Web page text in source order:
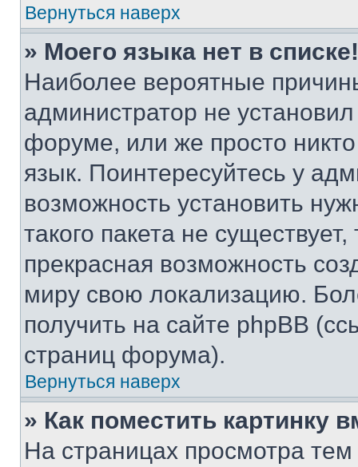
Вернуться наверх
» Моего языка нет в списке!
Наиболее вероятные
администратор не
форуме, или же просто
язык. Поинтересуйтесь у
возможность установить
такого пакета не
прекрасная возможность
миру свою локализацию.
получить на сайте phpBB
страниц форума).
Вернуться наверх
» Как поместить картинку
На страницах просмотра